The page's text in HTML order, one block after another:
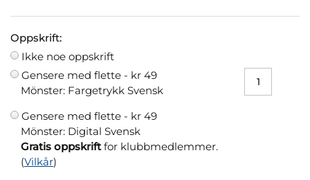
Oppskrift:
Ikke noe oppskrift
Gensere med flette - kr 49
Mönster: Fargetrykk Svensk
Gensere med flette - kr 49
Mönster: Digital Svensk
Gratis oppskriftfor klubbmedlemmer.
(Vilkår)